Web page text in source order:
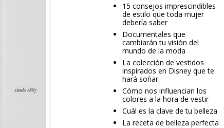
15 consejos imprescindibles
de estilo que toda mujer
debería saber
Documentales que
cambiarán tu visión del
mundo de la moda
La colección de vestidos
inspirados en Disney que te
hará soñar
Cómo nos influencian los
colores a la hora de vestir
Cuál es la clave de tu belleza
La receta de belleza perfecta